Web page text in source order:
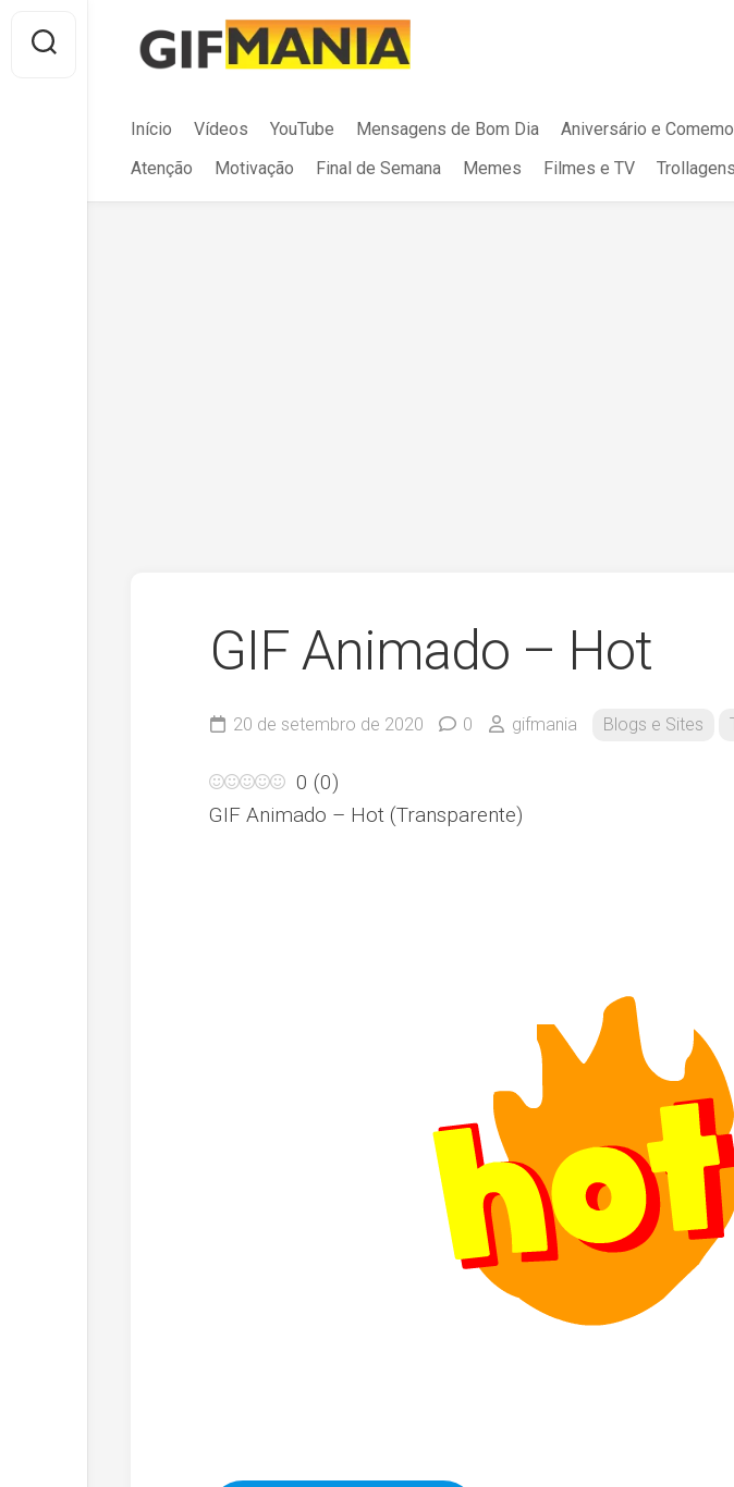
content
Início Vídeos YouTube Mensagens de Bom Dia Aniversário e
Atenção
Motivação Final de Semana Memes Filmes e TV Trollagens
GIF Animado – Hot
20 de setembro de 2020 0 gifmania Blogs e Sites
0 (0)
GIF Animado – Hot (Transparente)